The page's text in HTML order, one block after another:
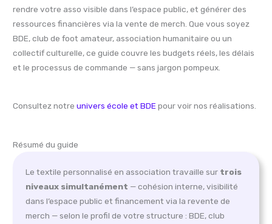
rendre votre asso visible dans l’espace public, et générer des
ressources financières via la vente de merch. Que vous soyez
BDE, club de foot amateur, association humanitaire ou un
collectif culturelle, ce guide couvre les budgets réels, les délais
et le processus de commande — sans jargon pompeux.
Consultez notreunivers école et BDEpour voir nos réalisations.
Résumé du guide
Le textile personnalisé en association travaille sur trois
niveaux simultanément — cohésion interne, visibilité
dans l’espace public et financement via la revente de
merch — selon le profil de votre structure : BDE, club